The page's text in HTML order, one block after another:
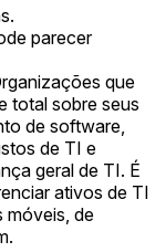
parecer
que
total sobre seus
de software,
de TI e
geral de TI. É
ativos de TI
móveis, de